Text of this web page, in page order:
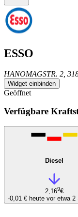
ESSO
HANOMAGSTR. 2,
Widget einbinden
Geöffnet
Verfügbare
Diesel
2,169€
-0,01 € heute vor etwa 2